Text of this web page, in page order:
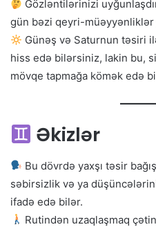
Gözləntilərinizi
gün bəzi qeyri-müəyyənliklər
Günəş və Saturnun təsiri
hiss edə bilərsiniz, lakin bu,
mövqe tapmağa kömək edə
Əkizlər
Bu dövrdə yaxşı təsir
səbirsizlik və ya
ifadə edə bilər.
Rutindən uzaqlaşmaq